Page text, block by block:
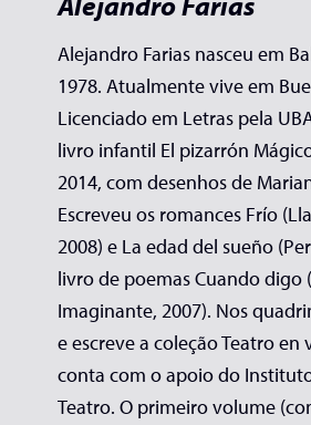
Alejandro Farias nasceu em
1978. Atualmente vive em
Licenciado em Letras pela
livro infantil El pizarrón
2014, com desenhos de
Escreveu os romances Frío
2008) e La edad del sueño
livro de poemas Cuando digo
Imaginante, 2007). Nos
e escreve a coleção Teatro en
conta com o apoio do
Teatro. O primeiro volume